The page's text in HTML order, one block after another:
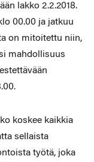
lakko 2.2.2018.
00.00 ja jatkuu
on mitoitettu niin,
mahdollisuus
koskee kaikkia
sellaista
työtä, joka